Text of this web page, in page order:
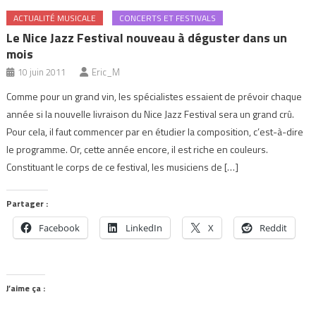
ACTUALITÉ MUSICALE CONCERTS ET FESTIVALS
Le Nice Jazz Festival nouveau à déguster dans un
mois
10 juin 2011 Eric_M
Comme pour un grand vin, les spécialistes essaient de prévoir chaque
année si la nouvelle livraison du Nice Jazz Festival sera un grand crû.
Pour cela, il faut commencer par en étudier la composition, c’est-à-dire
le programme. Or, cette année encore, il est riche en couleurs.
Constituant le corps de ce festival, les musiciens de […]
Partager :
Facebook LinkedIn X Reddit
J’aime ça :